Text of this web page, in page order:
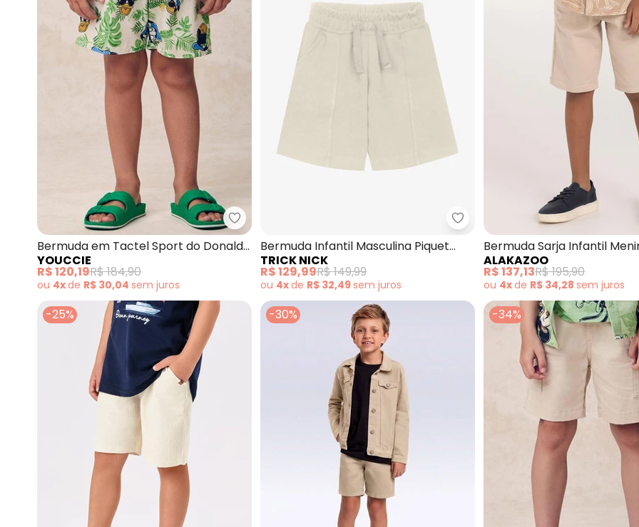
Youccie - Bermuda em Tactel Sport do Donald Duck (Bege)
Bermuda em Tactel Sport do Donald
Duck (Bege)
YOUCCIE
R$ 120,19R$ 184,90
ou 4xde R$ 30,04 sem juros
Trick Nick - Bermuda Infantil
Bermuda Infantil Masculina Piquet
(Bege)
TRICK NICK
R$ 129,99R$ 149,99
ou 4xde R$ 32,49sem juros
Bermuda Sarja Infantil
Chino (Bege)
ALAKAZOO
R$ 137,13R$ 195,90
ou 4xde R$ 34,28 sem juros
-25% -30% -34%